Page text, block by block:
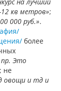
12 кв метров»;
000 руб.».
более
пр. Это
; не
овощи и тд и